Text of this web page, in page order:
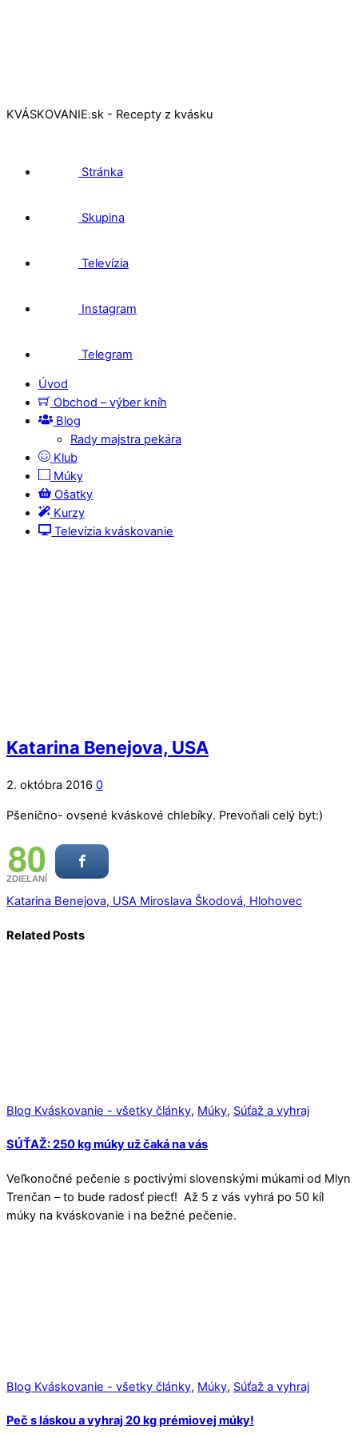
KVÁSKOVANIE.sk - Recepty z kvásku
Stránka
Skupina
Televízia
Instagram
Telegram
Úvod
Obchod – výber kníh
Blog
Rady majstra pekára
Klub
Múky
Ošatky
Kurzy
Televízia kváskovanie
Katarina Benejova, USA
2. októbra 2016 0
Pšenično- ovsené kváskové chlebíky. Prevoňali celý byt:)
80
ZDIEĽANÍ
Katarina Benejova, USA Miroslava Škodová, Hlohovec
Related Posts
Blog Kváskovanie - všetky články, Múky, Súťaž a vyhraj
SÚŤAŽ: 250 kg múky už čaká na vás
Veľkonočné pečenie s poctivými slovenskými múkami od Mlyn
Trenčan – to bude radosť piecť! Až 5 z vás vyhrá po 50 kíl
múky na kváskovanie i na bežné pečenie.
Blog Kváskovanie - všetky články, Múky, Súťaž a vyhraj
Peč s láskou a vyhraj 20 kg prémiovej múky!